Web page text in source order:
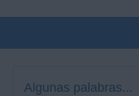
Algunas palabras...